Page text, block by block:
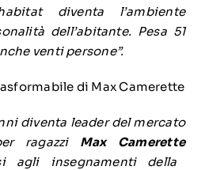
diventa l’ambiente
dell’abitante. Pesa 51
venti persone”.
diventa leader del mercato
ragazzi Max Camerette
agli insegnamenti della